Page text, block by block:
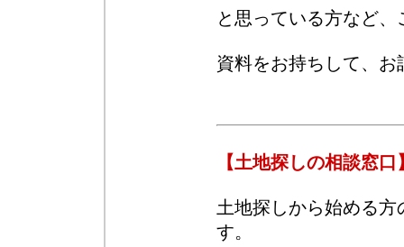
と思っている方など
資料をお持ちして、
【土地探しの相談窓口
土地探しから始める
す。